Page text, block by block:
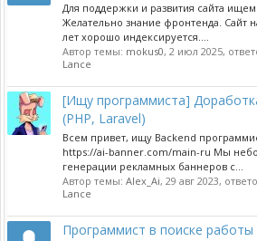
Для поддержки и развития сайта
Желательно знание фронтенда. Сайт
лет хорошо индексируется....
Автор темы: mokus0, 2 июл 2025,
Lance
[Ищу программиста]
(PHP, Laravel)
Всем привет, ищу Backend
https://ai-banner.com/main-ru Мы
генерации рекламных баннеров с...
Автор темы: Alex_Ai, 29 авг 2023,
Lance
Программист в поиске работы